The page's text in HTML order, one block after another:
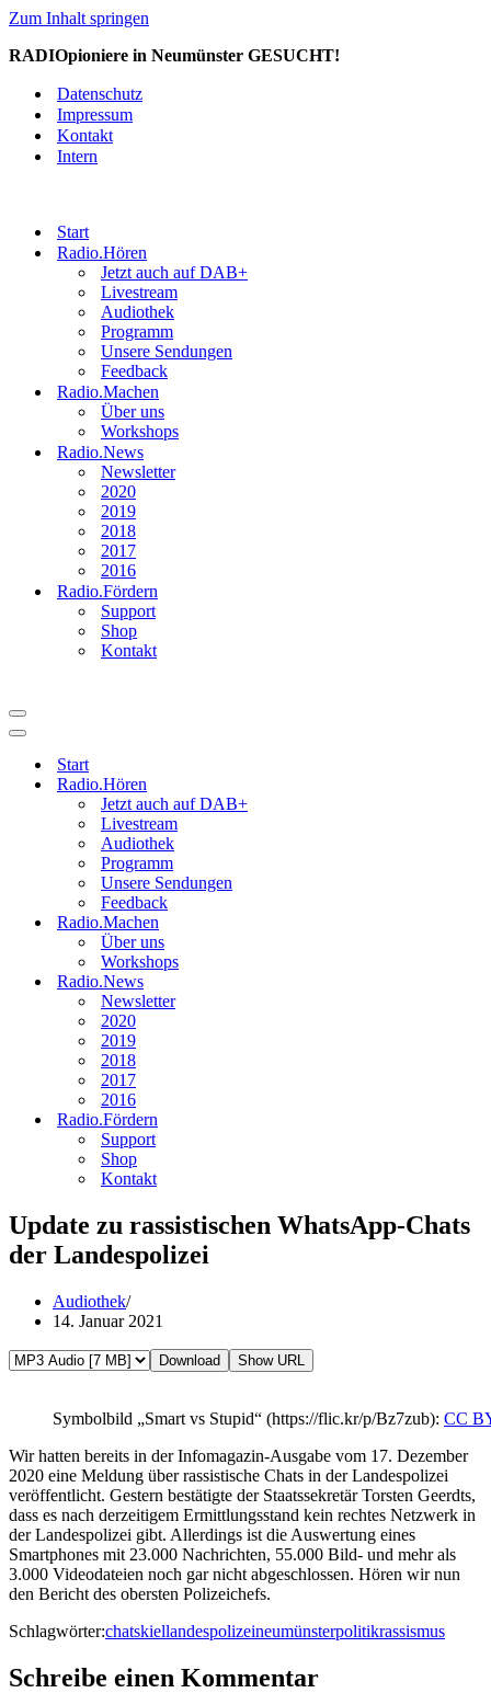
Zum Inhalt springen
RADIOpioniere in Neumünster GESUCHT!
Datenschutz
Impressum
Kontakt
Intern
Start
Radio.Hören
Jetzt auch auf DAB+
Livestream
Audiothek
Programm
Unsere Sendungen
Feedback
Radio.Machen
Über uns
Workshops
Radio.News
Newsletter
2020
2019
2018
2017
2016
Radio.Fördern
Support
Shop
Kontakt
Navigationsmenü
Navigationsmenü
Start
Radio.Hören
Jetzt auch auf DAB+
Livestream
Audiothek
Programm
Unsere Sendungen
Feedback
Radio.Machen
Über uns
Workshops
Radio.News
Newsletter
2020
2019
2018
2017
2016
Radio.Fördern
Support
Shop
Kontakt
Update zu rassistischen WhatsApp-Chats
der Landespolizei
Audiothek
14. Januar 2021
Download Show URL
Symbolbild „Smart vs Stupid“ (https://flic.kr/p/Bz7zub): CC
Wir hatten bereits in der Infomagazin-Ausgabe vom 17. Dezember
2020 eine Meldung über rassistische Chats in der Landespolizei
veröffentlicht. Gestern bestätigte der Staatssekretär Torsten Geerdts,
dass es nach derzeitigem Ermittlungsstand kein rechtes Netzwerk in
der Landespolizei gibt. Allerdings ist die Auswertung eines
Smartphones mit 23.000 Nachrichten, 55.000 Bild- und mehr als
3.000 Videodateien noch gar nicht abgeschlossen. Hören wir nun
den Bericht des obersten Polizeichefs.
Schlagwörter:chatskiellandespolizeineumünsterpolitikrassismus
Schreibe einen Kommentar